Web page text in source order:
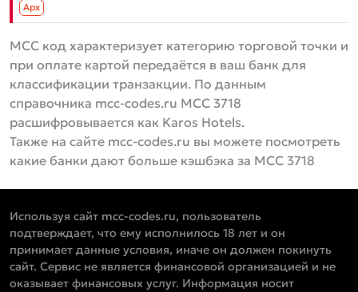
Aрх
MCC код характеризует категорию торговой точки и
при оплате картой передаётся в ваш банк для
классификации транзакции. По данным
справочника mcc-codes.ru MCC 3718
расшифровывается как Karos Hotels.
Также на сайте mcc-codes.ru вы можете посмотреть
какие банки дают больше кэшбэка за MCC 3718
Используя сайт mcc-codes.ru, пользователь
подтверждает, что ему исполнилось 18 лет и он
принимает данные условия, иначе он должен покинуть
сайт. Сервис не является финансовой организацией и не
оказывает финансовых услуг. Информация носит